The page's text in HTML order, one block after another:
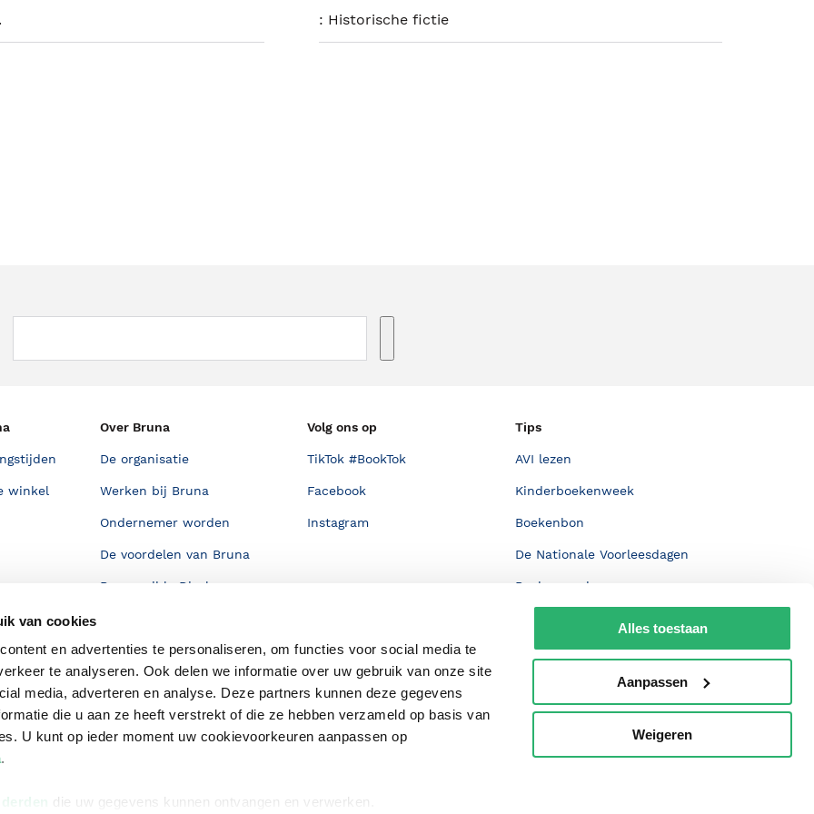
van cookies
en advertenties te personaliseren, om functies voor social media te
te analyseren. Ook delen we informatie over uw gebruik van onze site
media, adverteren en analyse. Deze partners kunnen deze gegevens
die u aan ze heeft verstrekt of die ze hebben verzameld op basis van
U kunt op ieder moment uw cookievoorkeuren aanpassen op
.
die uw gegevens kunnen ontvangen en verwerken.
Alles toestaan
Aanpassen
Weigeren
: Historische fictie
winkel
Over Bruna
De organisatie
Werken bij Bruna
Ondernemer worden
De voordelen van Bruna
Responsible Disclosure
Discriminerende boeken
Volg ons op
TikTok #BookTok
Facebook
Instagram
Tips
AVI lezen
Kinderboekenweek
Boekenbon
De Nationale Voorleesdagen
Boekenweek
Winacties